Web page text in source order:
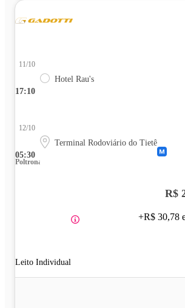
17:10
11/10
Hotel Rau's
05:30
12/10
Terminal Rodoviário do Tietê
Poltrona
Leito Individual
R$
+R$ 30,78